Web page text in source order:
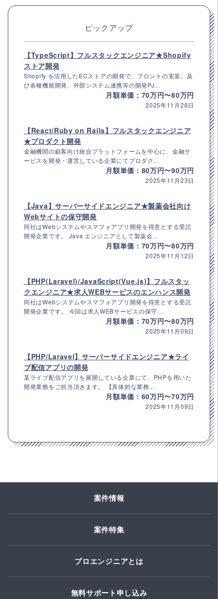
ピックアップ
【TypeScript】フルスタックエンジニア★Shopify
ストア開発
Shopify を活用したECストアの開発で、フロントの実装、及
び各種機能開発、外部システム連携等の開発PJ...
月額単価：70万円〜80万円
2025年11月26日
【React/Ruby on Rails】フルスタックエンジニア
★プロダクト開発
金融機関の顧客向け統合プラットフォームを中心に、金融サ
ービスを開発・運営している企業にてプロダク...
月額単価：80万円〜90万円
2025年11月23日
【Java】サーバーサイドエンジニア★製薬会社向け
Webサイトの保守開発
同社はWebシステムやスマフォアプリ開発を得意とする受託
開発企業です。 Java エンジニアとして製薬会...
月額単価：70万円〜80万円
2025年11月12日
【PHP(Laravel)/JavaScript(Vue.js)】フルスタッ
クエンジニア★求人WEBサービスのエンハンス開発
同社はWebシステムやスマフォアプリ開発を得意とする受託
開発企業です。 今回は求人WEBサービスの保守...
月額単価：70万円〜80万円
2025年11月09日
【PHP/Laravel】サーバーサイドエンジニア★ライ
ブ配信アプリの開発
某ライブ配信アプリを展開している企業にて、PHPを用いた
開発業務をご担当頂きます。 【具体的な業務...
月額単価：60万円〜70万円
2025年11月09日
案件情報
案件特集
プロエンジニアとは
無料サポート申し込み